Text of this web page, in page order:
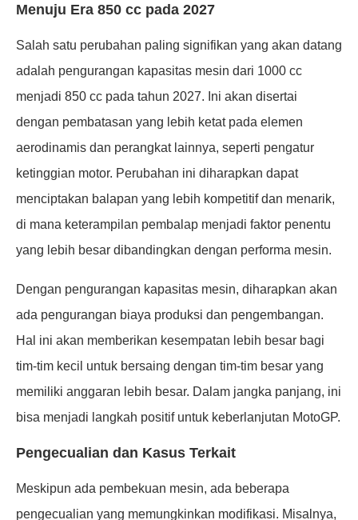
Menuju Era 850 cc pada 2027
Salah satu perubahan paling signifikan yang akan datang
adalah pengurangan kapasitas mesin dari 1000 cc
menjadi 850 cc pada tahun 2027. Ini akan disertai
dengan pembatasan yang lebih ketat pada elemen
aerodinamis dan perangkat lainnya, seperti pengatur
ketinggian motor. Perubahan ini diharapkan dapat
menciptakan balapan yang lebih kompetitif dan menarik,
di mana keterampilan pembalap menjadi faktor penentu
yang lebih besar dibandingkan dengan performa mesin.
Dengan pengurangan kapasitas mesin, diharapkan akan
ada pengurangan biaya produksi dan pengembangan.
Hal ini akan memberikan kesempatan lebih besar bagi
tim-tim kecil untuk bersaing dengan tim-tim besar yang
memiliki anggaran lebih besar. Dalam jangka panjang, ini
bisa menjadi langkah positif untuk keberlanjutan MotoGP.
Pengecualian dan Kasus Terkait
Meskipun ada pembekuan mesin, ada beberapa
pengecualian yang memungkinkan modifikasi. Misalnya,